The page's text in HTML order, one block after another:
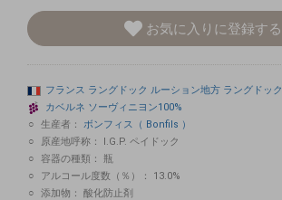
お気に入りに登録する
フランス ラングドック ルーション地方 ラングドック
カベルネ ソーヴィニヨン100%
生産者：
ボンフィス（ Bonfils ）
原産地呼称：
I.G.P. ペイドック
容器の種類：
瓶
アルコール度数（％）：
13.0%
添加物：
酸化防止剤